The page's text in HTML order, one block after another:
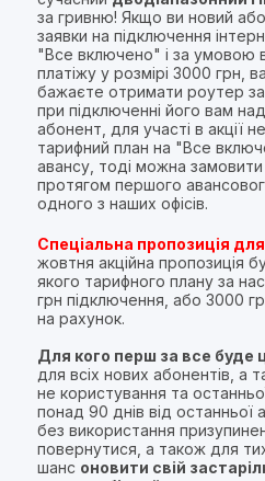
за гривню! Якщо ви новий
заявки на підключення
"Все включено" і за умовою
платіжу у розмірі 3000 грн,
бажаєте отримати роутер за
при підключенні його вам
абонент, для участі в акції
тарифний план на "Все
авансу, тоді можна
протягом першого
одного з наших офісів.
Спеціальна пропозиція
жовтня акційна пропозиція
якого тарифного плану за
грн підключення, або 3000
на рахунок.
Для кого перш за все буде
для всіх нових абонентів, а
не користування та
понад 90 днів від останньої
без використання
повернутися, а також для
шанс оновити свій